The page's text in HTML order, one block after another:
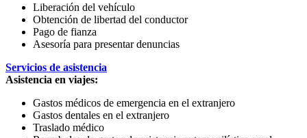
Liberación del vehículo
Obtención de libertad del conductor
Pago de fianza
Asesoría para presentar denuncias
Servicios de asistencia
Asistencia en viajes:
Gastos médicos de emergencia en el extranjero
Gastos dentales en el extranjero
Traslado médico